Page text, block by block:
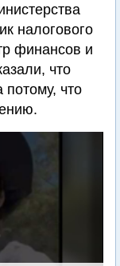
налогового
финансов и
что
потому, что